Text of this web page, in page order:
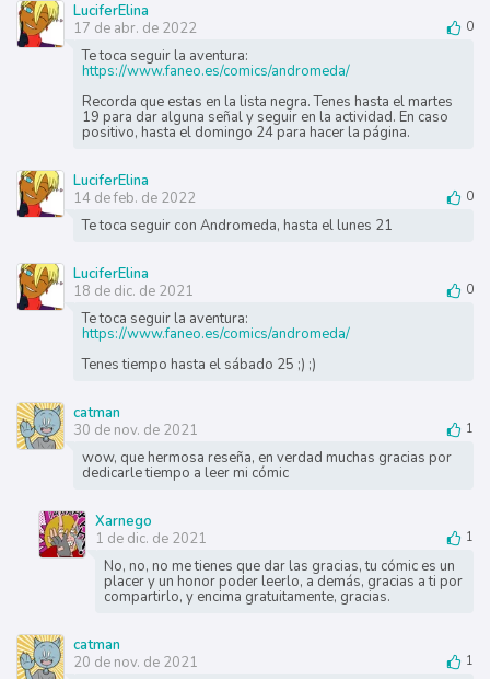
LuciferElina
17 de abr. de 2022
0
Te toca seguir la aventura:
https://www.faneo.es/comics/andromeda/
Recorda que estas en la lista negra. Tenes hasta el martes
19 para dar alguna señal y seguir en la actividad. En caso
positivo, hasta el domingo 24 para hacer la página.
LuciferElina
14 de feb. de 2022
0
Te toca seguir con Andromeda, hasta el lunes 21
LuciferElina
18 de dic. de 2021
0
Te toca seguir la aventura:
https://www.faneo.es/comics/andromeda/
Tenes tiempo hasta el sábado 25 ;) ;)
catman
30 de nov. de 2021
1
wow, que hermosa reseña, en verdad muchas gracias por
dedicarle tiempo a leer mi cómic
Xarnego
1 de dic. de 2021
1
No, no, no me tienes que dar las gracias, tu cómic es un
placer y un honor poder leerlo, a demás, gracias a ti por
compartirlo, y encima gratuitamente, gracias.
catman
20 de nov. de 2021
1